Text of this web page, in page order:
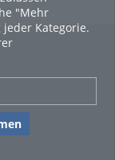
"Mehr
Kategorie.